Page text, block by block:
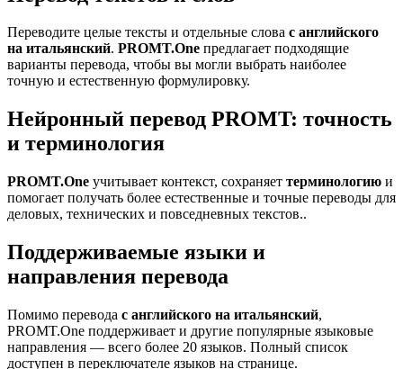
Переводите целые тексты и отдельные слова с английского
на итальянский. PROMT.One предлагает подходящие
варианты перевода, чтобы вы могли выбрать наиболее
точную и естественную формулировку.
Нейронный перевод PROMT: точность
и терминология
PROMT.One учитывает контекст, сохраняет терминологию и
помогает получать более естественные и точные переводы для
деловых, технических и повседневных текстов..
Поддерживаемые языки и
направления перевода
Помимо перевода с английского на итальянский,
PROMT.One поддерживает и другие популярные языковые
направления — всего более 20 языков. Полный список
доступен в переключателе языков на странице.